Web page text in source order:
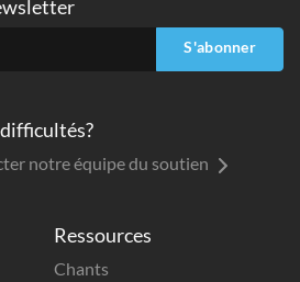
Ressources
Chants
S'abonner
notre équipe du soutien